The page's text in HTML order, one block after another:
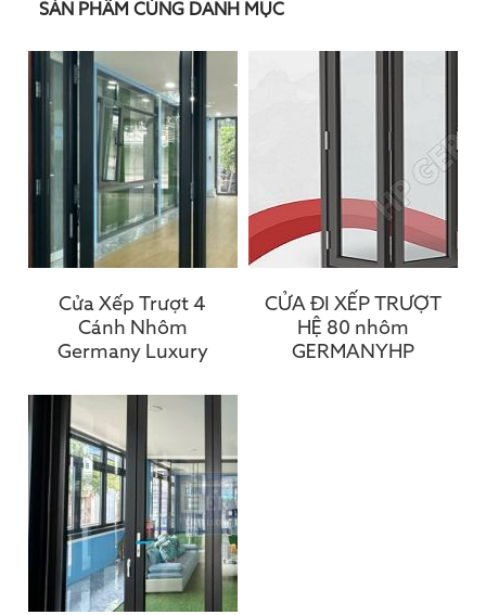
SẢN PHẨM CÙNG DANH MỤC
Cửa Xếp Trượt 4
Cánh Nhôm
Germany Luxury
CỬA ĐI XẾP TRƯỢT
HỆ 80 nhôm
GERMANYHP